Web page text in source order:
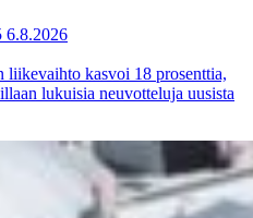
6.8.2026
liikevaihto kasvoi 18 prosenttia,
lukuisia neuvotteluja uusista